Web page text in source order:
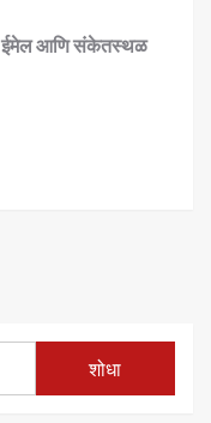
ईमेल आणि संकेतस्थळ
शोधा